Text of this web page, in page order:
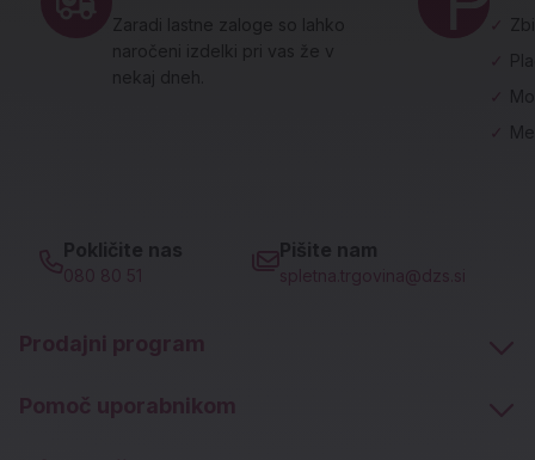
Zaradi lastne zaloge so lahko
naročeni izdelki pri vas že v
nekaj dneh.
✓
Pokličite nas
080 80 51
Pišite nam
spletna.trgovina@dzs.si
Prodajni program
Pomoč uporabnikom